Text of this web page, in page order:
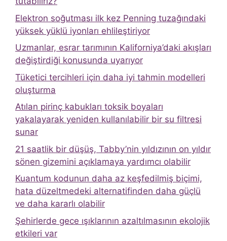
Elektron soğutması ilk kez Penning tuzağındaki
yüksek yüklü iyonları ehlileştiriyor
Uzmanlar, esrar tarımının Kaliforniya’daki akışları
değiştirdiği konusunda uyarıyor
Tüketici tercihleri ​​için daha iyi tahmin modelleri
oluşturma
Atılan pirinç kabukları toksik boyaları
yakalayarak yeniden kullanılabilir bir su filtresi
sunar
21 saatlik bir düşüş, Tabby’nin yıldızının on yıldır
sönen gizemini açıklamaya yardımcı olabilir
Kuantum kodunun daha az keşfedilmiş biçimi,
hata düzeltmedeki alternatifinden daha güçlü
ve daha kararlı olabilir
Şehirlerde gece ışıklarının azaltılmasının ekolojik
etkileri var